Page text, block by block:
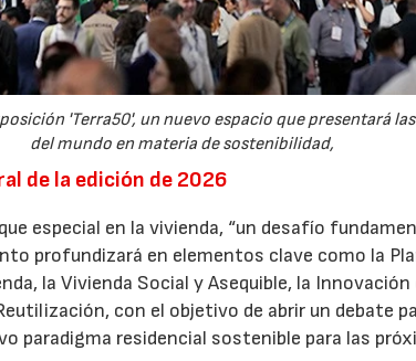
'Terra50', un nuevo espacio que presentará
del mundo en materia de sostenibilidad,
de la edición de 2026
especial en la vivienda, “un desafío
profundizará en elementos clave como la
la Vivienda Social y Asequible, la
con el objetivo de abrir un debate
paradigma residencial sostenible para las